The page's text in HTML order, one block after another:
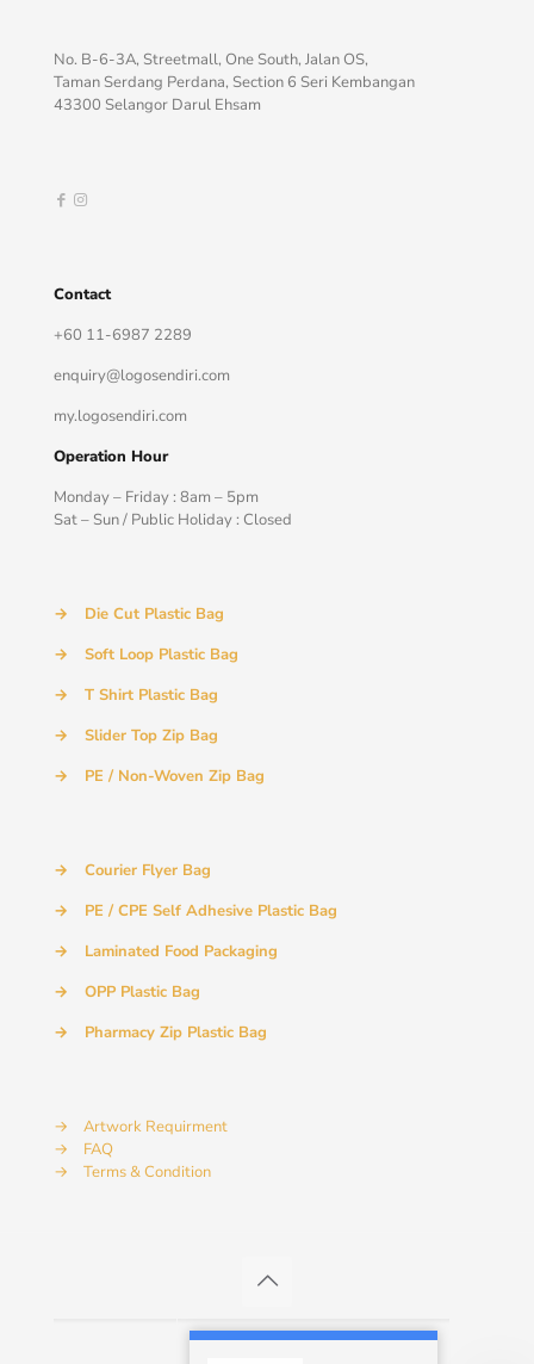
No. B-6-3A, Streetmall, One South, Jalan OS,
Taman Serdang Perdana, Section 6 Seri Kembangan
43300 Selangor Darul Ehsam
Contact
+60 11-6987 2289
enquiry@logosendiri.com
my.logosendiri.com
Operation Hour
Monday – Friday : 8am – 5pm
Sat – Sun / Public Holiday : Closed
→
Die Cut Plastic Bag
→
Soft Loop Plastic Bag
→
T Shirt Plastic Bag
→
Slider Top Zip Bag
→
PE / Non-Woven Zip Bag
→
Courier Flyer Bag
→
PE / CPE Self Adhesive Plastic Bag
→
Laminated Food Packaging
→
OPP Plastic Bag
→
Pharmacy Zip Plastic Bag
→
Artwork Requirment
→
FAQ
→
Terms & Condition